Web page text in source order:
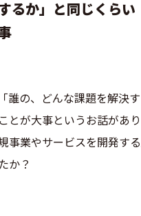
するか」と同じくら
誰の、どんな課題を解決
とが大事というお話があ
事業やサービスを開発す
か？